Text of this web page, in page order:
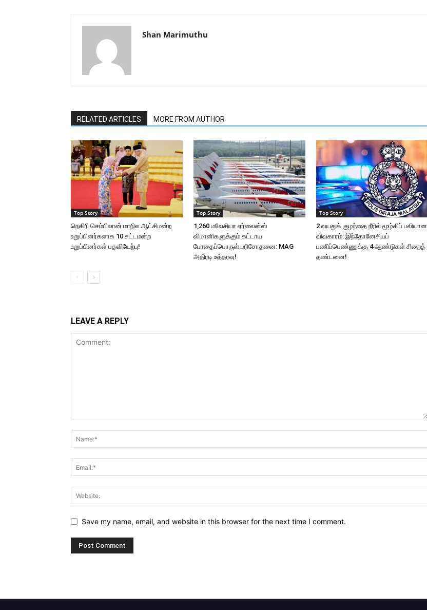
Shan Marimuthu
RELATED ARTICLES MORE FROM AUTHOR
Top Story
நெகிரி செம்பிலான் மாநில ஆட்சிமன்ற
உறுப்பினர்களாக 10 சட்டமன்ற
உறுப்பினர்கள் பதவியேற்பு!
Top Story
1,260 மலேசியா ஏர்லைன்ஸ்
விமானிகளுக்கும் கட்டாய
போதைப்பொருள் பரிசோதனை: MAG
அதிரடி உத்தரவு!
Top Story
2 வயதுக் குழந்தை நீரில் மூழ்கிப் பலியான
விவகாரம்: இந்தோனேசியப்
பணிப்பெண்ணுக்கு 4 ஆண்டுகள் சிறைத்
தண்டனை!
LEAVE A REPLY
Save my name, email, and website in this browser for the next time I comment.